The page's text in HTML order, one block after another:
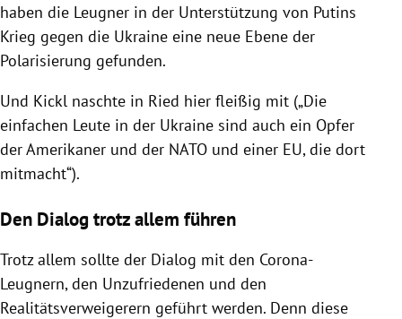
haben die Leugner in der Unterstützung von Putins
Krieg gegen die Ukraine eine neue Ebene der
Polarisierung gefunden.
Und Kickl naschte in Ried hier fleißig mit („Die
einfachen Leute in der Ukraine sind auch ein Opfer
der Amerikaner und der NATO und einer EU, die dort
mitmacht“).
Den Dialog trotz allem führen
Trotz allem sollte der Dialog mit den Corona-
Leugnern, den Unzufriedenen und den
Realitätsverweigerern geführt werden. Denn diese